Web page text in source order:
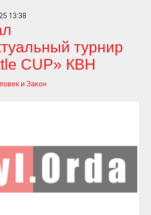
13:38
турнир
CUP» КВН
и Закон